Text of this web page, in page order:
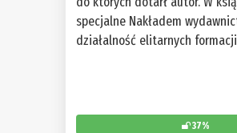
specjalne Nakładem
działalność elitarnych
37%